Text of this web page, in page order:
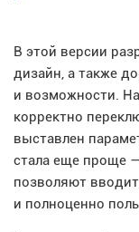
В этой версии
дизайн, а также
и возможности.
корректно
выставлен
стала еще проще
позволяют
и полноценно